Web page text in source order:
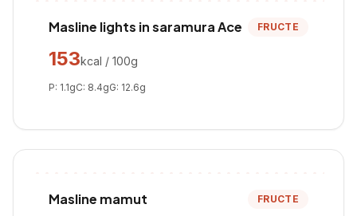
Masline lights in saramura Ace FRUCTE
153kcal / 100g
P: 1.1gC: 8.4gG: 12.6g
Masline mamut FRUCTE